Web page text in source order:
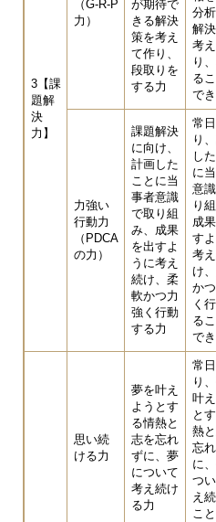
3【課
題解
決
力】
（G-R-P
力）
が期待で
きる解決
策を考え
て作り、
段取りを
する力
分析
解
考
り
る
でき
力強い
行動力
（PDCA
の力）
課題解決
に向け、
計画した
ことに当
事者意識
で取り組
み、成果
を出すよ
うに考え
続け、柔
軟かつ力
強く行動
する力
常
り
し
に
意
り組
成
す
考
け
か
く
る
でき
思い続
ける力
夢を叶え
ようとす
る情熱と
志を忘れ
ずに、夢
について
考え続け
る力
常
り
叶
と
熱
忘
に
つ
え
こ